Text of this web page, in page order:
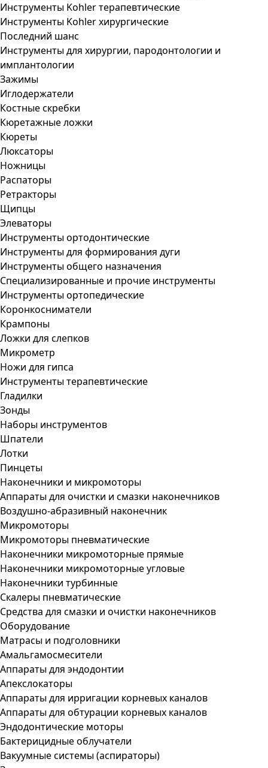
Инструменты Kohler терапевтические
Инструменты Kohler хирургические
Последний шанс
Инструменты для хирургии, пародонтологии и
имплантологии
Зажимы
Иглодержатели
Костные скребки
Кюретажные ложки
Кюреты
Люксаторы
Ножницы
Распаторы
Ретракторы
Щипцы
Элеваторы
Инструменты ортодонтические
Инструменты для формирования дуги
Инструменты общего назначения
Специализированные и прочие инструменты
Инструменты ортопедические
Коронкосниматели
Крампоны
Ложки для слепков
Микрометр
Ножи для гипса
Инструменты терапевтические
Гладилки
Зонды
Наборы инструментов
Шпатели
Лотки
Пинцеты
Наконечники и микромоторы
Аппараты для очистки и смазки наконечников
Воздушно-абразивный наконечник
Микромоторы
Микромоторы пневматические
Наконечники микромоторные прямые
Наконечники микромоторные угловые
Наконечники турбинные
Скалеры пневматические
Средства для смазки и очистки наконечников
Оборудование
Матрасы и подголовники
Амальгамосмесители
Аппараты для эндодонтии
Апекслокаторы
Аппараты для ирригации корневых каналов
Аппараты для обтурации корневых каналов
Эндодонтические моторы
Бактерицидные облучатели
Вакуумные системы (аспираторы)